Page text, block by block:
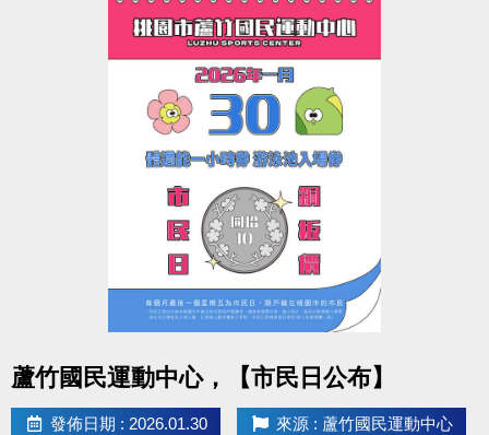
【加碼優惠】
凡報名球類營隊任兩梯享9折優惠，三梯享88折優惠!!
【報名資訊】開課前皆可報名，把握最後機會！
-洽詢專線：03-2639066 #115、116
-官網 :
https://www.lzsports.com.tw/zh_TW/news/pageID/1/
-FB : 桃園市蘆竹國民運動中心
-IG : @luzhusports
蘆竹國民運動中心，【市民日公布】
發佈日期 : 2026.01.30 來源 : 蘆竹國民運動中心